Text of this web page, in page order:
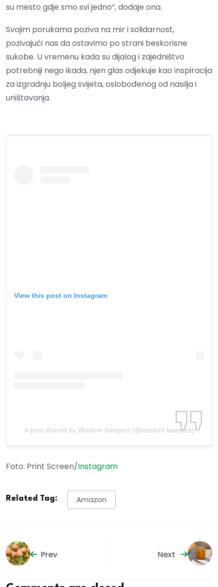
su mesto gdje smo svi jedno“, dodaje ona.
Svojim porukama poziva na mir i solidarnost,
pozivajući nas da ostavimo po strani beskorisne
sukobe. U vremenu kada su dijalog i zajedništvo
potrebniji nego ikada, njen glas odjekuje kao inspiracija
za izgradnju boljeg svijeta, oslobođenog od nasilja i
uništavanja.
View this post on Instagram
A post shared by Wisdom Keepers (@wisdom.keepers)
Foto: Print Screen/Instagram
Related Tag: Amazon
Prev Next